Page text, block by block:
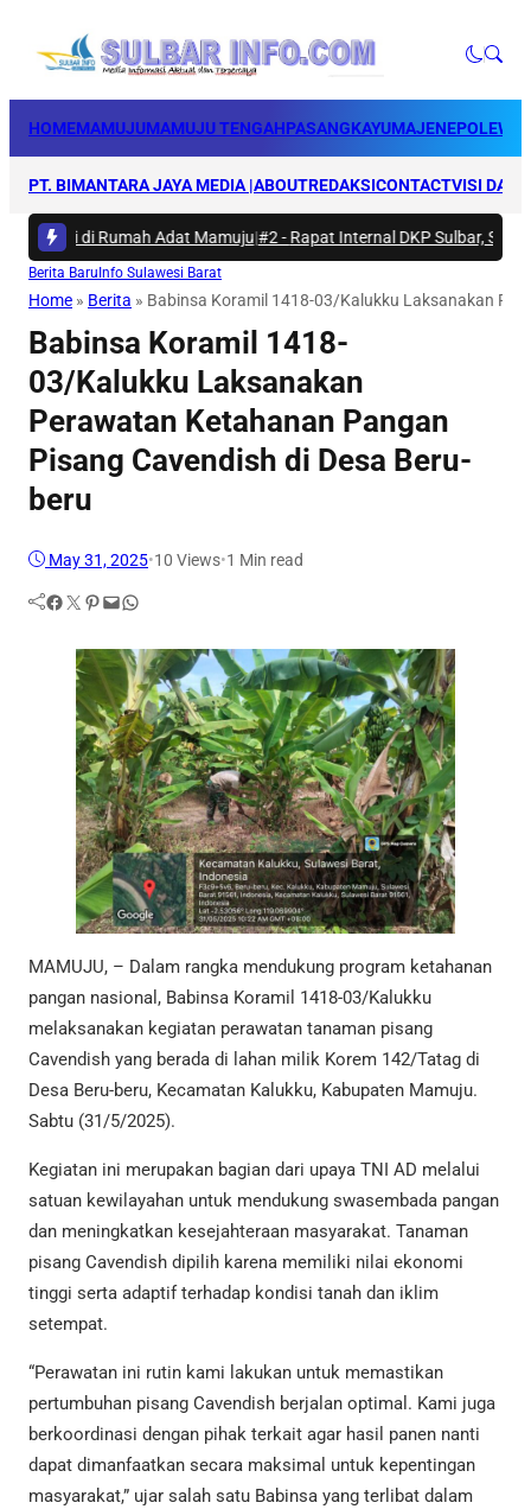
HOMEMAMUJUMAMUJU TENGAHPASANGKAYUMAJENE
PT. BIMANTARA JAYA MEDIA |ABOUTREDAKSICONTACTVISI DAN
di Rumah Adat Mamuju|#2 -Rapat Internal DKP Sulbar,
Berita Baru Info Sulawesi Barat
Home » Berita » Babinsa Koramil 1418-03/Kalukku Laksanakan
Babinsa Koramil 1418-
03/Kalukku Laksanakan
Perawatan Ketahanan Pangan
Pisang Cavendish di Desa Beru-
beru
May 31, 2025•10 Views•1 Min read
Facebook Twitter Pinterest Mail WhatsApp
MAMUJU, – Dalam rangka mendukung program ketahanan
pangan nasional, Babinsa Koramil 1418-03/Kalukku
melaksanakan kegiatan perawatan tanaman pisang
Cavendish yang berada di lahan milik Korem 142/Tatag di
Desa Beru-beru, Kecamatan Kalukku, Kabupaten Mamuju.
Sabtu (31/5/2025).
Kegiatan ini merupakan bagian dari upaya TNI AD melalui
satuan kewilayahan untuk mendukung swasembada pangan
dan meningkatkan kesejahteraan masyarakat. Tanaman
pisang Cavendish dipilih karena memiliki nilai ekonomi
tinggi serta adaptif terhadap kondisi tanah dan iklim
setempat.
“Perawatan ini rutin kami lakukan untuk memastikan
pertumbuhan pisang Cavendish berjalan optimal. Kami juga
berkoordinasi dengan pihak terkait agar hasil panen nanti
dapat dimanfaatkan secara maksimal untuk kepentingan
masyarakat,” ujar salah satu Babinsa yang terlibat dalam